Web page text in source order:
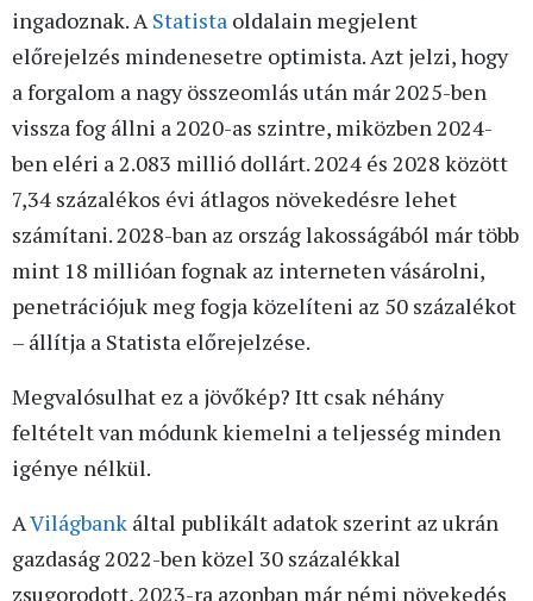
ingadoznak. A Statista oldalain megjelent
előrejelzés mindenesetre optimista. Azt jelzi, hogy
a forgalom a nagy összeomlás után már 2025-ben
vissza fog állni a 2020-as szintre, miközben 2024-
ben eléri a 2.083 millió dollárt. 2024 és 2028 között
7,34 százalékos évi átlagos növekedésre lehet
számítani. 2028-ban az ország lakosságából már több
mint 18 millióan fognak az interneten vásárolni,
penetrációjuk meg fogja közelíteni az 50 százalékot
– állítja a Statista előrejelzése.
Megvalósulhat ez a jövőkép? Itt csak néhány
feltételt van módunk kiemelni a teljesség minden
igénye nélkül.
AVilágbank által publikált adatok szerint az ukrán
gazdaság 2022-ben közel 30 százalékkal
zsugorodott, 2023-ra azonban már némi növekedés